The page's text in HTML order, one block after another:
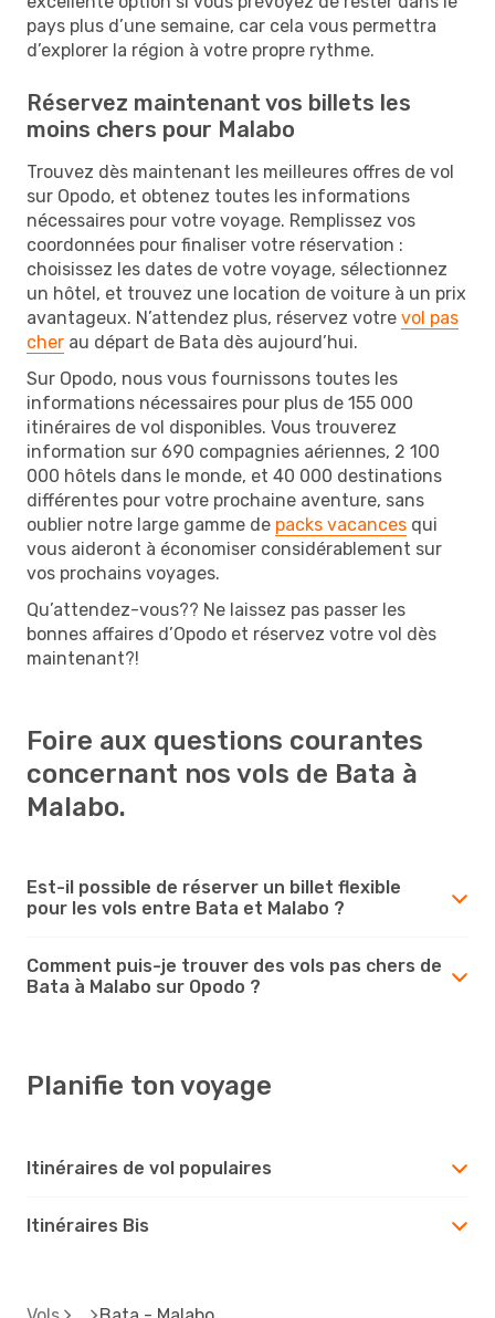
pays plus d’une semaine, car cela vous permettra
d’explorer la région à votre propre rythme.
Réservez maintenant vos billets les
moins chers pour Malabo
Trouvez dès maintenant les meilleures offres de vol
sur Opodo, et obtenez toutes les informations
nécessaires pour votre voyage. Remplissez vos
coordonnées pour finaliser votre réservation :
choisissez les dates de votre voyage, sélectionnez
un hôtel, et trouvez une location de voiture à un prix
avantageux. N’attendez plus, réservez votre vol pas
cher au départ de Bata dès aujourd’hui.
Sur Opodo, nous vous fournissons toutes les
informations nécessaires pour plus de 155 000
itinéraires de vol disponibles. Vous trouverez
information sur 690 compagnies aériennes, 2 100
000 hôtels dans le monde, et 40 000 destinations
différentes pour votre prochaine aventure, sans
oublier notre large gamme de packs vacances qui
vous aideront à économiser considérablement sur
vos prochains voyages.
Qu’attendez-vous?? Ne laissez pas passer les
bonnes affaires d’Opodo et réservez votre vol dès
maintenant?!
Foire aux questions courantes
concernant nos vols de Bata à
Malabo.
Est-il possible de réserver un billet flexible
pour les vols entre Bata et Malabo ?
Comment puis-je trouver des vols pas chers de
Bata à Malabo sur Opodo ?
Planifie ton voyage
Itinéraires de vol populaires
Itinéraires Bis